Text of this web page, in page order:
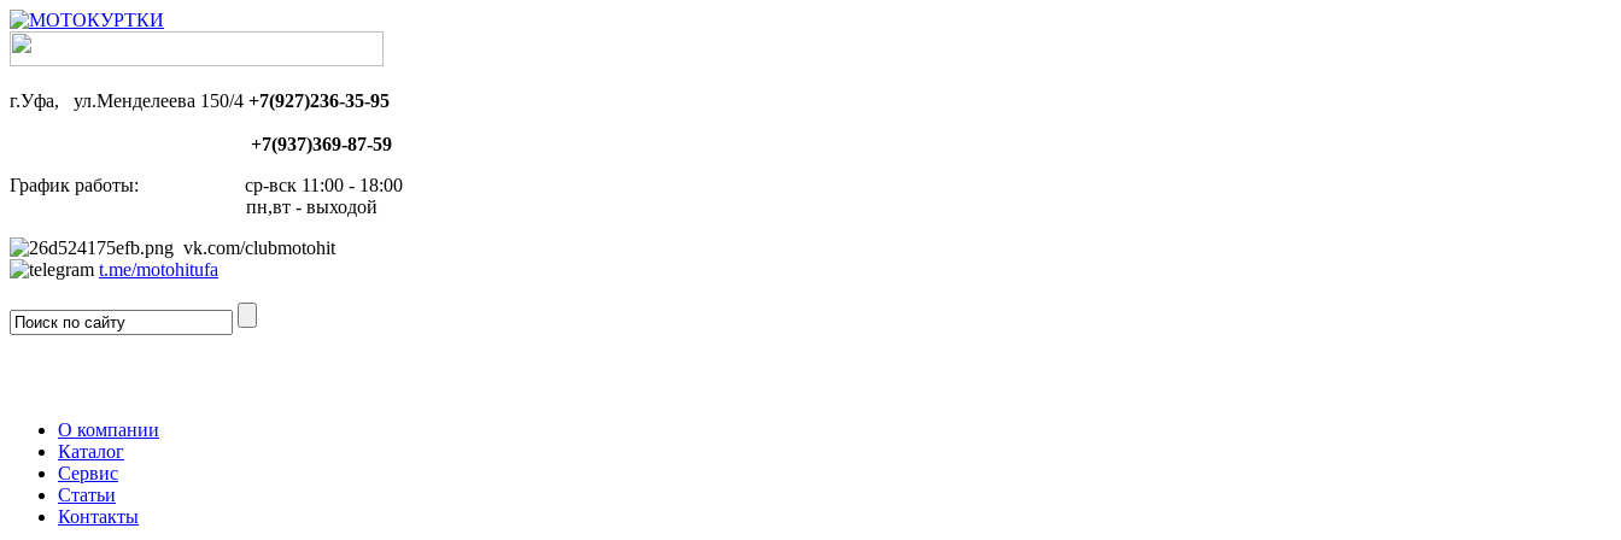
г.Уфа, ул.Менделеева 150/4 +7(927)236-35-95
+7(937)369-87-59
График работы: ср-вск 11:00 - 18:00
пн,вт - выходой
vk.com/clubmotohit
t.me/motohitufa
О компании
Каталог
Сервис
Статьи
Контакты